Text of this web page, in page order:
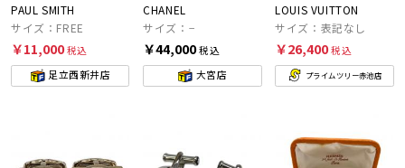
PAUL SMITH
サイズ：FREE
￥11,000税込
足立西新井店
CHANEL
サイズ：−
￥44,000税込
大宮店
LOUIS VUITTON
サイズ：表記なし
￥26,400税込
プライムツリー赤池店